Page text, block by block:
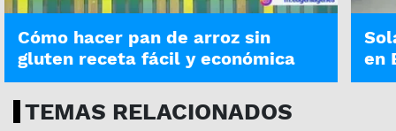
Cómo hacer pan de arroz sin
gluten receta fácil y económica
en
TEMAS RELACIONADOS